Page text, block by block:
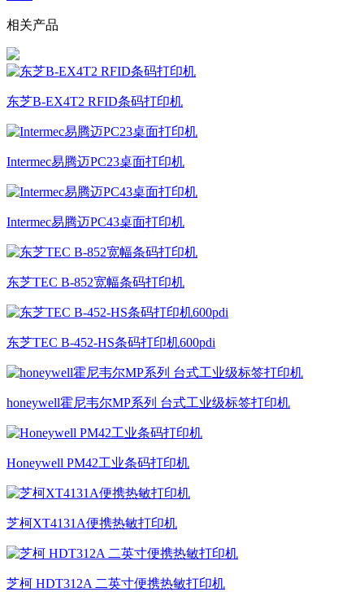
相关产品
东芝B-EX4T2 RFID条码打印机
Intermec易腾迈PC23桌面打印机
Intermec易腾迈PC43桌面打印机
东芝TEC B-852宽幅条码打印机
东芝TEC B-452-HS条码打印机600pdi
honeywell霍尼韦尔MP系列 台式工业级标签打印机
Honeywell PM42工业条码打印机
芝柯XT4131A便携热敏打印机
芝柯 HDT312A 二英寸便携热敏打印机